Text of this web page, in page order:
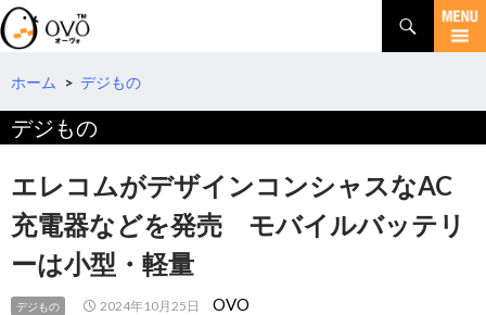
検
索
コ
テ
ツ
へ
動
ホーム > デジもの
デジもの
エレコムがデザインコンシャスなAC
充電器などを発売 モバイルバッテリ
ーは小型・軽量
デジもの 2024年10月25日 OVO